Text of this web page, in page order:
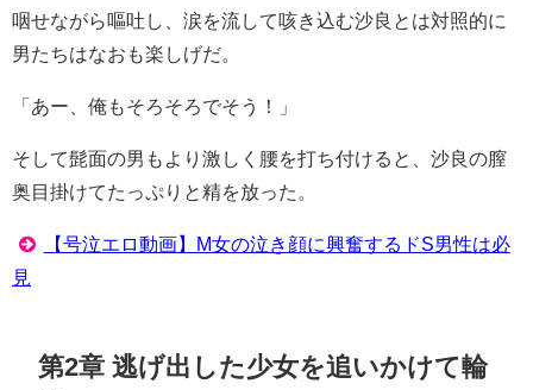
咽せながら嘔吐し、涙を流して咳き込む沙良とは対照的に
男たちはなおも楽しげだ。
「あー、俺もそろそろでそう！」
そして髭面の男もより激しく腰を打ち付けると、沙良の膣
奥目掛けてたっぷりと精を放った。
【号泣エロ動画】M女の泣き顔に興奮するドS男性は必
見
第2章 逃げ出した少女を追いかけて輪